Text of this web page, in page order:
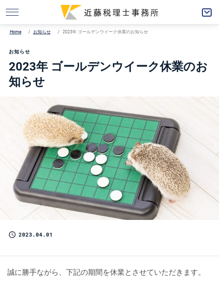
Home お知らせ 2023年 ゴールデンウイーク休業のお知らせ
お知らせ
2023年 ゴールデンウイーク休業のお
知らせ
2023.04.01
誠に勝手ながら、下記の期間を休業とさせていただきます。